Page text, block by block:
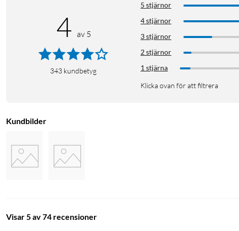
4 av 5
343 kundbetyg
5 stjärnor
4 stjärnor
3 stjärnor
2 stjärnor
1 stjärna
Klicka ovan för att filtrera
Kundbilder
Visar 5 av 74 recensioner